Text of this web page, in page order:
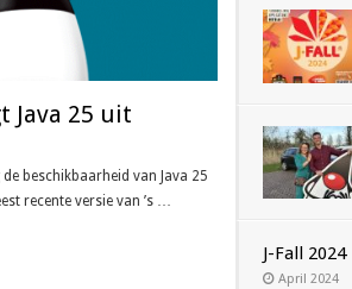
Java 25 uit
beschikbaarheid van Java 25
recente versie van ’s …
J-Fall 2024
April 2024